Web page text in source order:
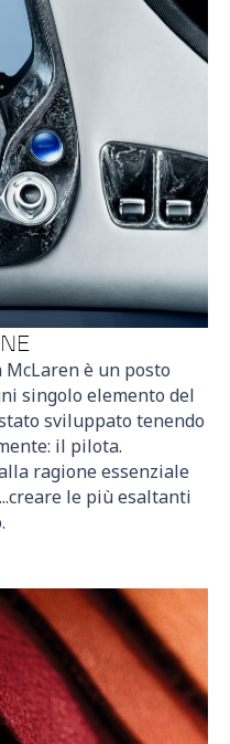
è un posto
singolo elemento del
sviluppato tenendo
il pilota.
ragione essenziale
le più esaltanti